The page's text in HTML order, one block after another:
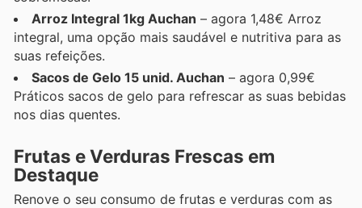
Arroz Integral 1kg Auchan – agora 1,48€ Arroz
integral, uma opção mais saudável e nutritiva para as
suas refeições.
Sacos de Gelo 15 unid. Auchan – agora 0,99€
Práticos sacos de gelo para refrescar as suas bebidas
nos dias quentes.
Frutas e Verduras Frescas em
Destaque
Renove o seu consumo de frutas e verduras com as